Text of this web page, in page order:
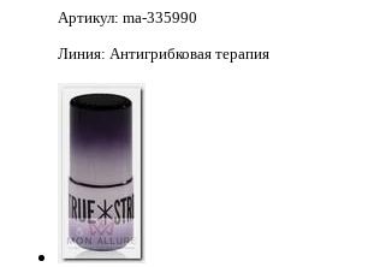
Артикул: ma-335990
Линия: Антигрибковая терапия